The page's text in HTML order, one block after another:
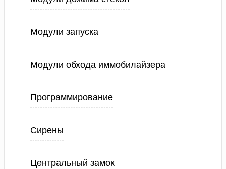
Модули запуска
Модули обхода иммобилайзера
Программирование
Сирены
Центральный замок